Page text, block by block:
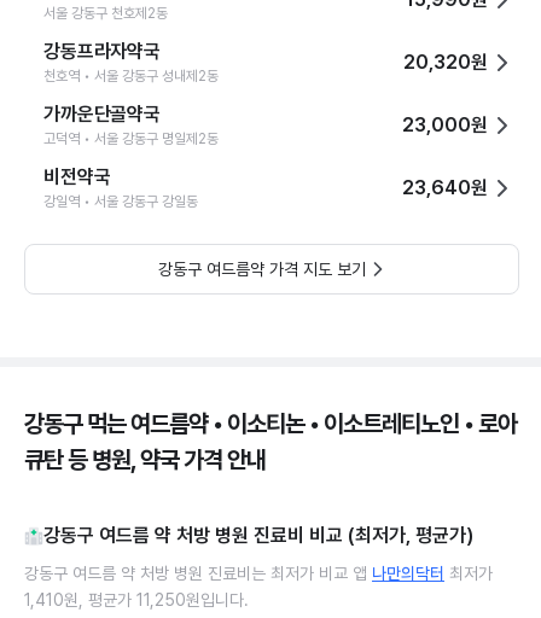
서울 강동구 천호제2동
강동프라자약국
천호역 • 서울 강동구 성내제2동
20,320원
가까운단골약국
고덕역 • 서울 강동구 명일제2동
23,000원
비전약국
강일역 • 서울 강동구 강일동
23,640원
강동구 여드름약 가격 지도 보기
강동구 먹는 여드름약 • 이소티논 • 이소트레티노인 • 로아
큐탄 등 병원, 약국 가격 안내
강동구 여드름 약 처방 병원 진료비 비교 (최저가, 평균가)
강동구 여드름 약 처방 병원 진료비는 최저가 비교 앱 나만의닥터 최저가
1,410원, 평균가 11,250원입니다.